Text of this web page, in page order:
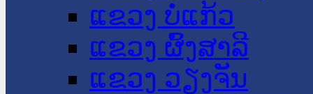
ແຂວງ ບໍ່ແກ້ວ
ແຂວງ ຜົ້ງສາລີ
ແຂວງ ວຽງຈັນ